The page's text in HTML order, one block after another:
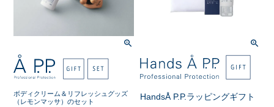
ボディクリーム＆リフレッシュグッズ
（レモンマッサ）のセット
HandsÅ P.P.ラッピングギフト